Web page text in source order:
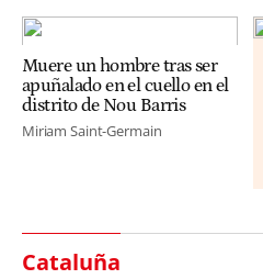
Muere un hombre tras ser
apuñalado en el cuello en el
distrito de Nou Barris
Miriam Saint-Germain
Cataluña